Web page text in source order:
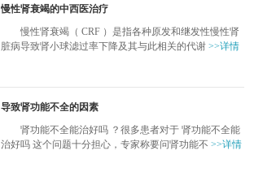
慢性肾衰竭的中西医治疗
慢性肾衰竭（ CRF ）是指各种原发和继发性慢性肾
脏病导致肾小球滤过率下降及其与此相关的代谢 >>详情
导致肾功能不全的因素
肾功能不全能治好吗 ？很多患者对于 肾功能不全能
治好吗 这个问题十分担心，专家称要问肾功能不 >>详情